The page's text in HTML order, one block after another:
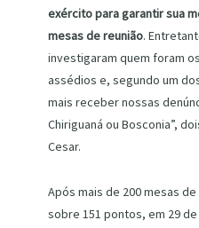
exército para garantir sua
mesas de reunião.
investigaram quem foram
assédios e, segundo um
mais receber nossas
Chiriguaná ou Bosconia”,
Cesar.
Após mais de 200 mesas
sobre 151 pontos, em 29